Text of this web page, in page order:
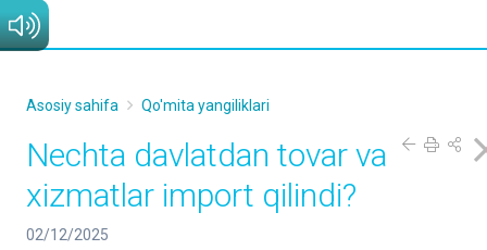
Asosiy sahifa Qo'mita yangiliklari
Nechta davlatdan tovar va
xizmatlar import qilindi?
02/12/2025